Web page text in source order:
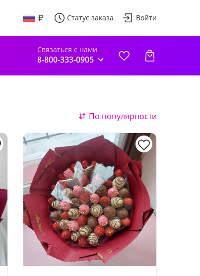
Статус заказа Войти
Связаться с нами
8-800-333-0905
По популярности